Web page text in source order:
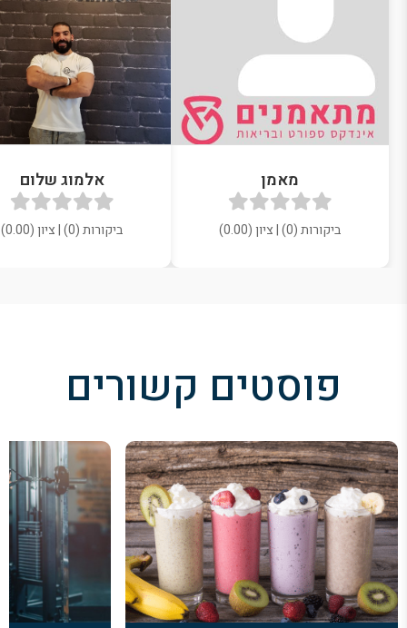
מאמן
ביקורות (0) | ציון (0.00)
אלמוג שלום
ביקורות (0) | ציון (0.00)
פוסטים קשורים